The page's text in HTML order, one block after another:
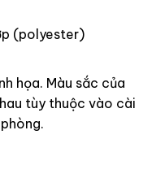
(polyester)
họa. Màu sắc của
tùy thuộc vào cài